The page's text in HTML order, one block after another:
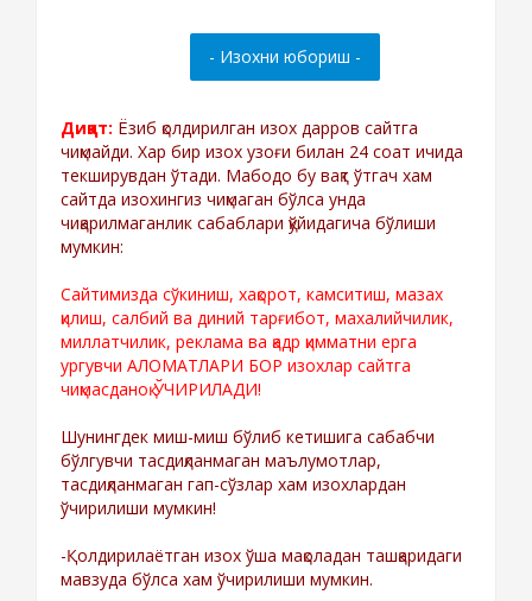
Диққат: Ёзиб қолдирилган изох дарров сайтга
чиқмайди. Хар бир изох узоғи билан 24 соат ичида
текширувдан ўтади. Мабодо бу вақт ўтгач хам
сайтда изохингиз чиқмаган бўлса унда
чиқарилмаганлик сабаблари қўйидагича бўлиши
мумкин:
Сайтимизда сўкиниш, хақорот, камситиш, мазах
қилиш, салбий ва диний тарғибот, махалийчилик,
миллатчилик, реклама ва қадр қимматни ерга
ургувчи АЛОМАТЛАРИ БОР изохлар сайтга
чиқмасданоқ ЎЧИРИЛАДИ!
Шунингдек миш-миш бўлиб кетишига сабабчи
бўлгувчи тасдиқланмаган маълумотлар,
тасдиқланмаган гап-сўзлар хам изохлардан
ўчирилиши мумкин!
-Қолдирилаётган изох ўша мақоладан ташқаридаги
мавзуда бўлса хам ўчирилиши мумкин.